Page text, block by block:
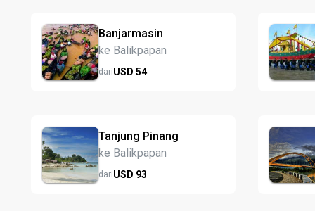
Banjarmasin
ke Balikpapan
dariUSD 54
Tanjung Pinang
ke Balikpapan
dariUSD 93